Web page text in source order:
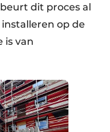
dit proces al
op de
is van